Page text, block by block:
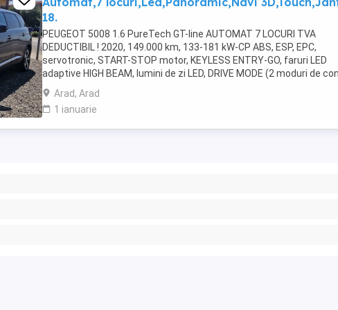
18.
PEUGEOT 5008 1.6 PureTech GT-line AUTOMAT 7 LOCURI TVA
DEDUCTIBIL ! 2020, 149.000 km, 133-181 kW-CP ABS, ESP, EPC,
servotronic, START-STOP motor, KEYLESS ENTRY-GO, faruri LED
adaptive HIGH BEAM, lumini de zi LED, DRIVE MODE (2 moduri de
sport-normal), LANE ASSIST, camera frontala, asistenta ...
Arad, Arad
1 ianuarie